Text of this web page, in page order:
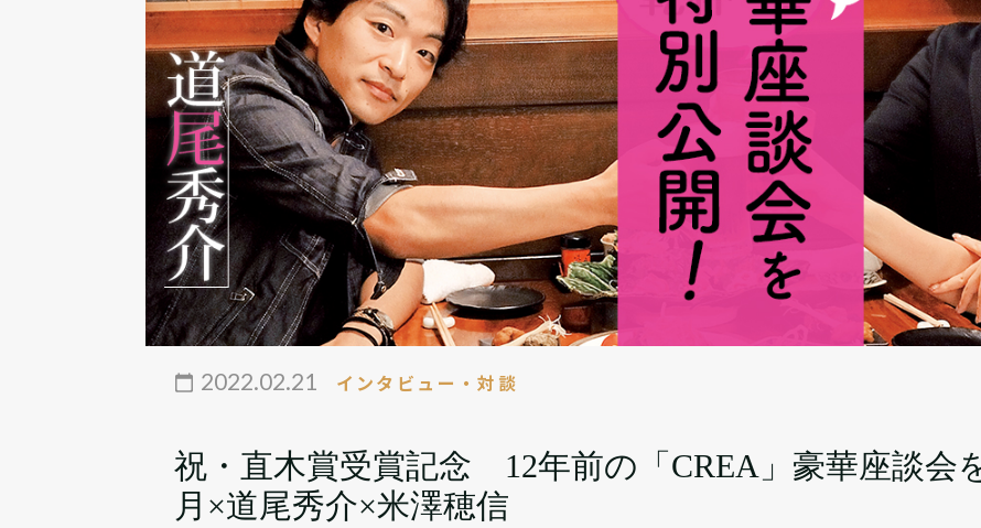
2022.02.21 インタビュー・対談
祝・直木賞受賞記念 12年前の「CREA」豪華座談
月×道尾秀介×米澤穂信